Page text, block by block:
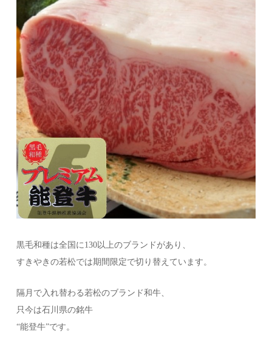
黒毛和種は全国に130以上のブランドがあり、
すきやきの若松では期間限定で切り替えています。
隔月で入れ替わる若松のブランド和牛、
只今は石川県の銘牛
“能登牛”です。